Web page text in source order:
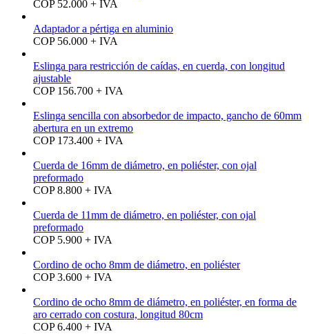
COP 52.000 + IVA
Adaptador a pértiga en aluminio
COP 56.000 + IVA
Eslinga para restricción de caídas, en cuerda, con longitud
ajustable
COP 156.700 + IVA
Eslinga sencilla con absorbedor de impacto, gancho de 60mm
abertura en un extremo
COP 173.400 + IVA
Cuerda de 16mm de diámetro, en poliéster, con ojal
preformado
COP 8.800 + IVA
Cuerda de 11mm de diámetro, en poliéster, con ojal
preformado
COP 5.900 + IVA
Cordino de ocho 8mm de diámetro, en poliéster
COP 3.600 + IVA
Cordino de ocho 8mm de diámetro, en poliéster, en forma de
aro cerrado con costura, longitud 80cm
COP 6.400 + IVA